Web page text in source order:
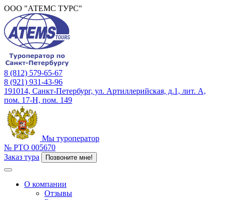
ООО "АТЕМС ТУРС"
8 (812) 579-65-67
8 (921) 931-43-96
191014, Санкт-Петербург, ул. Артиллерийская, д.1, лит. А,
пом. 17-Н, пом. 149
Мы туроператор
№ РТО 005670
Заказ тура
Позвоните мне!
О компании
Отзывы